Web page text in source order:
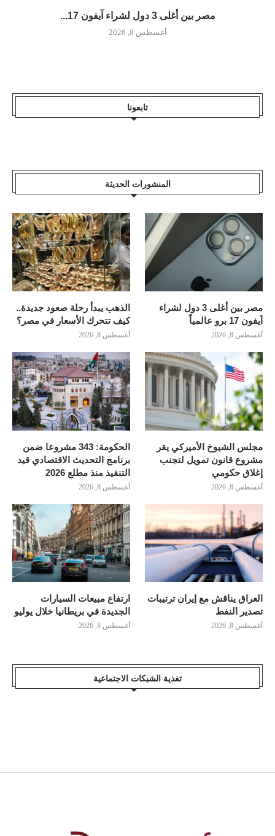
مصر بين أغلى 3 دول لشراء آيفون 17...
أغسطس 8, 2026
تابعونا
المنشورات الحديثة
مصر بين أغلى 3 دول لشراء
آيفون 17 برو عالمياً
أغسطس 8, 2026
الذهب يبدأ رحلة صعود جديدة..
كيف تتحرك الأسعار في مصر؟
أغسطس 8, 2026
مجلس الشيوخ الأميركي يقر
مشروع قانون تمويل لتجنب
إغلاق حكومي
أغسطس 8, 2026
الحكومة: 343 مشروعا ضمن
برنامج التحديث الاقتصادي قيد
التنفيذ منذ مطلع 2026
أغسطس 8, 2026
العراق يناقش مع إيران ترتيبات
تصدير النفط
أغسطس 8, 2026
ارتفاع مبيعات السيارات
الجديدة في بريطانيا خلال يوليو
أغسطس 8, 2026
تغذية الشبكات الاجتماعية